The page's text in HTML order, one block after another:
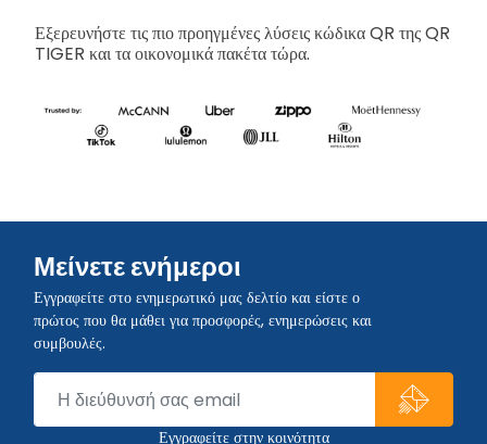
Εξερευνήστε τις πιο προηγμένες λύσεις κώδικα QR της QR
TIGER και τα οικονομικά πακέτα τώρα.
Μείνετε ενήμεροι
Εγγραφείτε στο ενημερωτικό μας δελτίο και είστε ο
πρώτος που θα μάθει για προσφορές, ενημερώσεις και
συμβουλές.
Εγγραφείτε στην κοινότητα